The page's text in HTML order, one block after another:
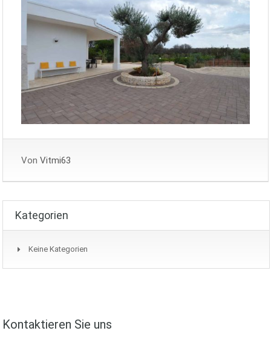
Von Vitmi63
Kategorien
Keine Kategorien
Kontaktieren Sie uns